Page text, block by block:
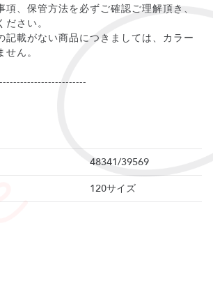
、保管方法を必ずご確認ご理解頂き、
さい。
記載がない商品につきましては、カラー
ん。
48341/39569
120サイズ